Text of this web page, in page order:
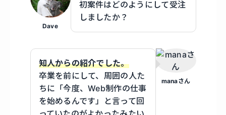
Dave
初案件はどのようにして受注
しましたか？
manaさん
知人からの紹介でした。
卒業を前にして、周囲の人た
ちに「今度、Web制作の仕事
を始めるんです」と言って回